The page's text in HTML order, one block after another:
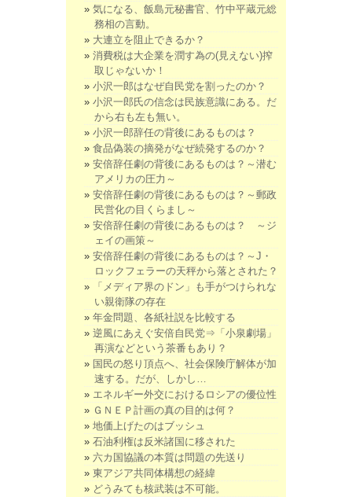
気になる、飯島元秘書官、竹中平蔵元総
務相の言動。
大連立を阻止できるか？
消費税は大企業を潤す為の(見えない)搾
取じゃないか！
小沢一郎はなぜ自民党を割ったのか？
小沢一郎氏の信念は民族意識にある。だ
から右も左も無い。
小沢一郎辞任の背後にあるものは？
食品偽装の摘発がなぜ続発するのか？
安倍辞任劇の背後にあるものは？～潜む
アメリカの圧力～
安倍辞任劇の背後にあるものは？～郵政
民営化の目くらまし～
安倍辞任劇の背後にあるものは？ ～ジ
ェイの画策～
安倍辞任劇の背後にあるものは？～J・
ロックフェラーの天秤から落とされた？
「メディア界のドン」も手がつけられな
い親衛隊の存在
年金問題、各紙社説を比較する
逆風にあえぐ安倍自民党⇒「小泉劇場」
再演などという茶番もあり？
国民の怒り頂点へ、社会保険庁解体が加
速する。だが、しかし…
エネルギー外交におけるロシアの優位性
ＧＮＥＰ計画の真の目的は何？
地価上げたのはブッシュ
石油利権は反米諸国に移された
六カ国協議の本質は問題の先送り
東アジア共同体構想の経緯
どうみても核武装は不可能。